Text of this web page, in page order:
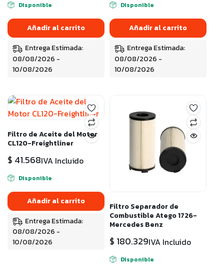
Disponible
Añadir al carrito
Entrega Estimada:
08/08/2026 -
10/08/2026
Disponible
Añadir al carrito
Entrega Estimada:
08/08/2026 -
10/08/2026
Filtro de Aceite del Motor
CL120-Freightliner
$ 41.568IVA Incluido
Disponible
Añadir al carrito
Entrega Estimada:
08/08/2026 -
10/08/2026
Filtro Separador de
Combustible Atego 1726-
Mercedes Benz
$ 180.329IVA Incluido
Disponible